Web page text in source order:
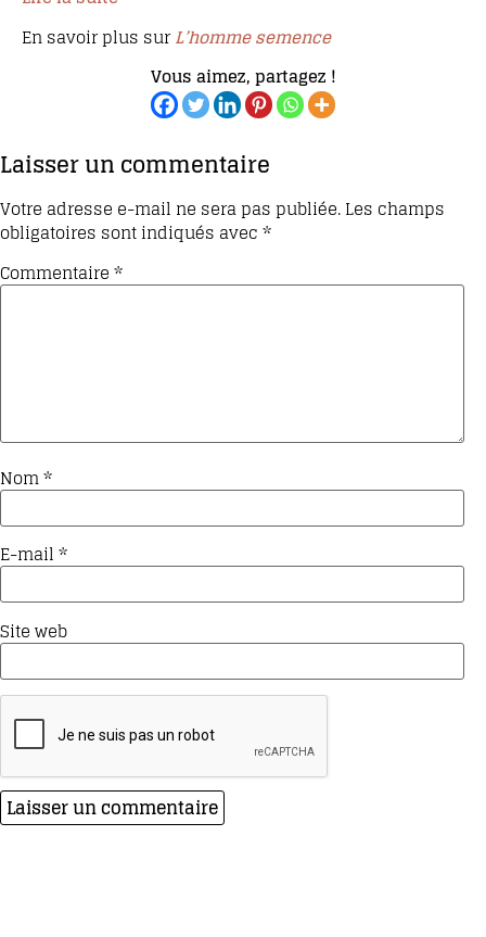
En savoir plus surL’homme semence
Vous aimez, partagez !
Laisser un commentaire
Votre adresse e-mail ne sera pas publiée.Les champs
obligatoires sont indiqués avec*
Commentaire*
Nom*
E-mail*
Site web